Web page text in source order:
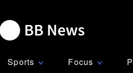
Sports ∨ Focus ∨